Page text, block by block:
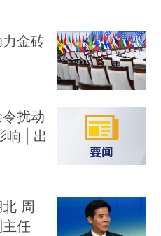
金砖
扰动
响 | 出
周
任